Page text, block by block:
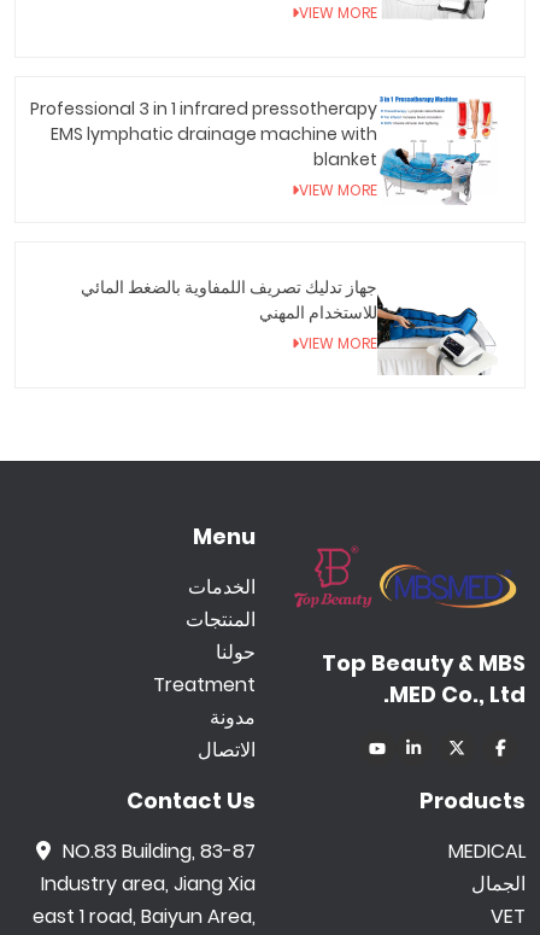
VIEW MORE
Professional 3 in 1 infrared pressotherapy
EMS lymphatic drainage machine with
blanket
VIEW MORE
جهاز تدليك تصريف اللمفاوية بالضغط المائي
للاستخدام المهني
VIEW MORE
Top Beauty & MBS
MED Co., Ltd.
Menu
الخدمات
المنتجات
حولنا
Treatment
مدونة
الاتصال
Products
MEDICAL
الجمال
VET
Contact Us
NO.83 Building, 83-87
Industry area, Jiang Xia
east 1 road, Baiyun Area,